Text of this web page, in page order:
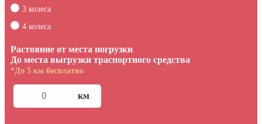
3 колеса
4 колеса
Растояние от места погрузки
До места выгрузки траспортного средства
*До 5 км бесплатно